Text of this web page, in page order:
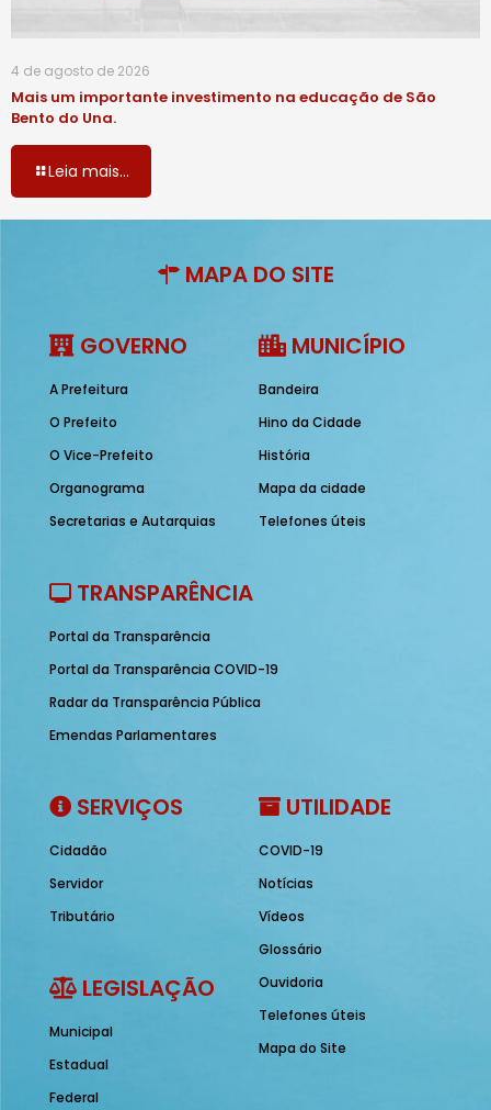
4 de agosto de 2026
Mais um importante investimento na educação de São
Bento do Una.
Leia mais...
MAPA DO SITE
GOVERNO
A Prefeitura
O Prefeito
O Vice-Prefeito
Organograma
Secretarias e Autarquias
MUNICÍPIO
Bandeira
Hino da Cidade
História
Mapa da cidade
Telefones úteis
TRANSPARÊNCIA
Portal da Transparência
Portal da Transparência COVID-19
Radar da Transparência Pública
Emendas Parlamentares
SERVIÇOS
Cidadão
Servidor
Tributário
LEGISLAÇÃO
Municipal
Estadual
Federal
UTILIDADE
COVID-19
Notícias
Vídeos
Glossário
Ouvidoria
Telefones úteis
Mapa do Site